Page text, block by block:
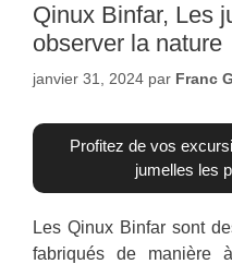
Qinux Binfar, Les
observer la nature
janvier 31, 2024 par Franc
Profitez de vos
jumelles les
Les Qinux Binfar sont
fabriqués de manière